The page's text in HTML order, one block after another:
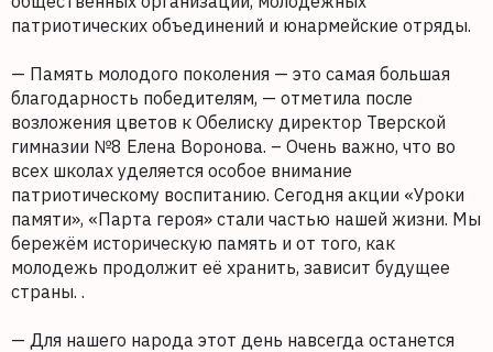
патриотических объединений и юнармейские отряды.
— Память молодого поколения — это самая большая
благодарность победителям, — отметила после
возложения цветов к Обелиску директор Тверской
гимназии №8 Елена Воронова. – Очень важно, что во
всех школах уделяется особое внимание
патриотическому воспитанию. Сегодня акции «Уроки
памяти», «Парта героя» стали частью нашей жизни. Мы
бережём историческую память и от того, как
молодежь продолжит её хранить, зависит будущее
страны. .
— Для нашего народа этот день навсегда останется